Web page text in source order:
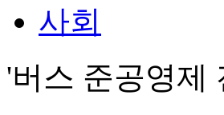
사회
'버스 준공영제